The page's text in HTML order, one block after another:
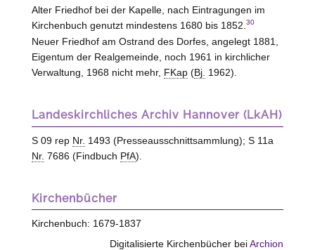
Alter Friedhof bei der Kapelle, nach Eintragungen im
Kirchenbuch genutzt mindestens 1680 bis 1852.30
Neuer Friedhof am Ostrand des Dorfes, angelegt 1881,
Eigentum der Realgemeinde, noch 1961 in kirchlicher
Verwaltung, 1968 nicht mehr, FKap(Bj. 1962).
Landeskirchliches Archiv Hannover (LkAH)
S 09 rep Nr. 1493 (Presseausschnittsammlung); S 11a
Nr. 7686 (Findbuch PfA).
Kirchenbücher
Kirchenbuch: 1679-1837
Digitalisierte Kirchenbücher beiArchion